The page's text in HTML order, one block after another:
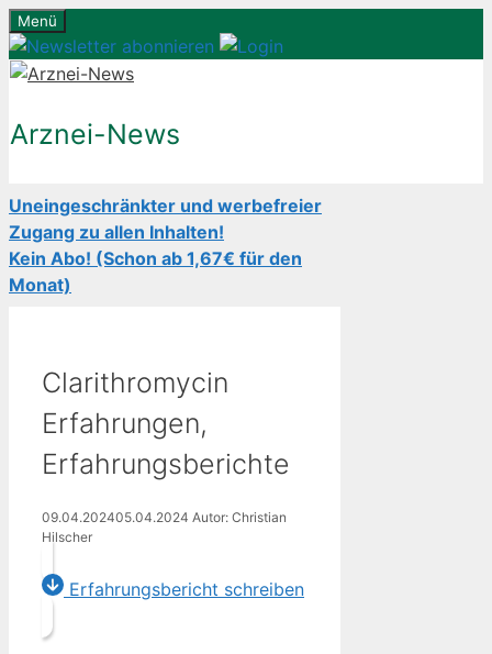
Zum
Inhalt
springen
Menü
Arznei-News
Uneingeschränkter und werbefreier
Zugang zu allen Inhalten!
Kein Abo! (Schon ab 1,67€ für den
Monat)
Clarithromycin
Erfahrungen,
Erfahrungsberichte
09.04.202405.04.2024 Autor: Christian
Hilscher
Erfahrungsbericht schreiben